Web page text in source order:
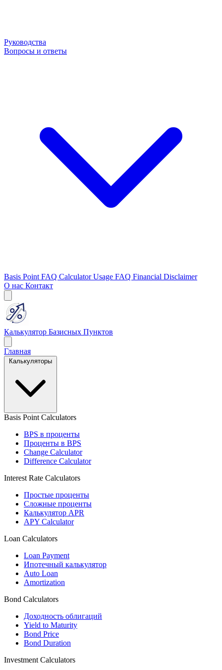
Руководства
Вопросы и ответы
Basis Point FAQ Calculator Usage FAQ Financial Disclaimer
О нас Контакт
Калькулятор Базисных Пунктов
Главная
Basis Point Calculators
BPS в проценты
Проценты в BPS
Change Calculator
Difference Calculator
Interest Rate Calculators
Простые проценты
Сложные проценты
Калькулятор APR
APY Calculator
Loan Calculators
Loan Payment
Ипотечный калькулятор
Auto Loan
Amortization
Bond Calculators
Доходность облигаций
Yield to Maturity
Bond Price
Bond Duration
Investment Calculators